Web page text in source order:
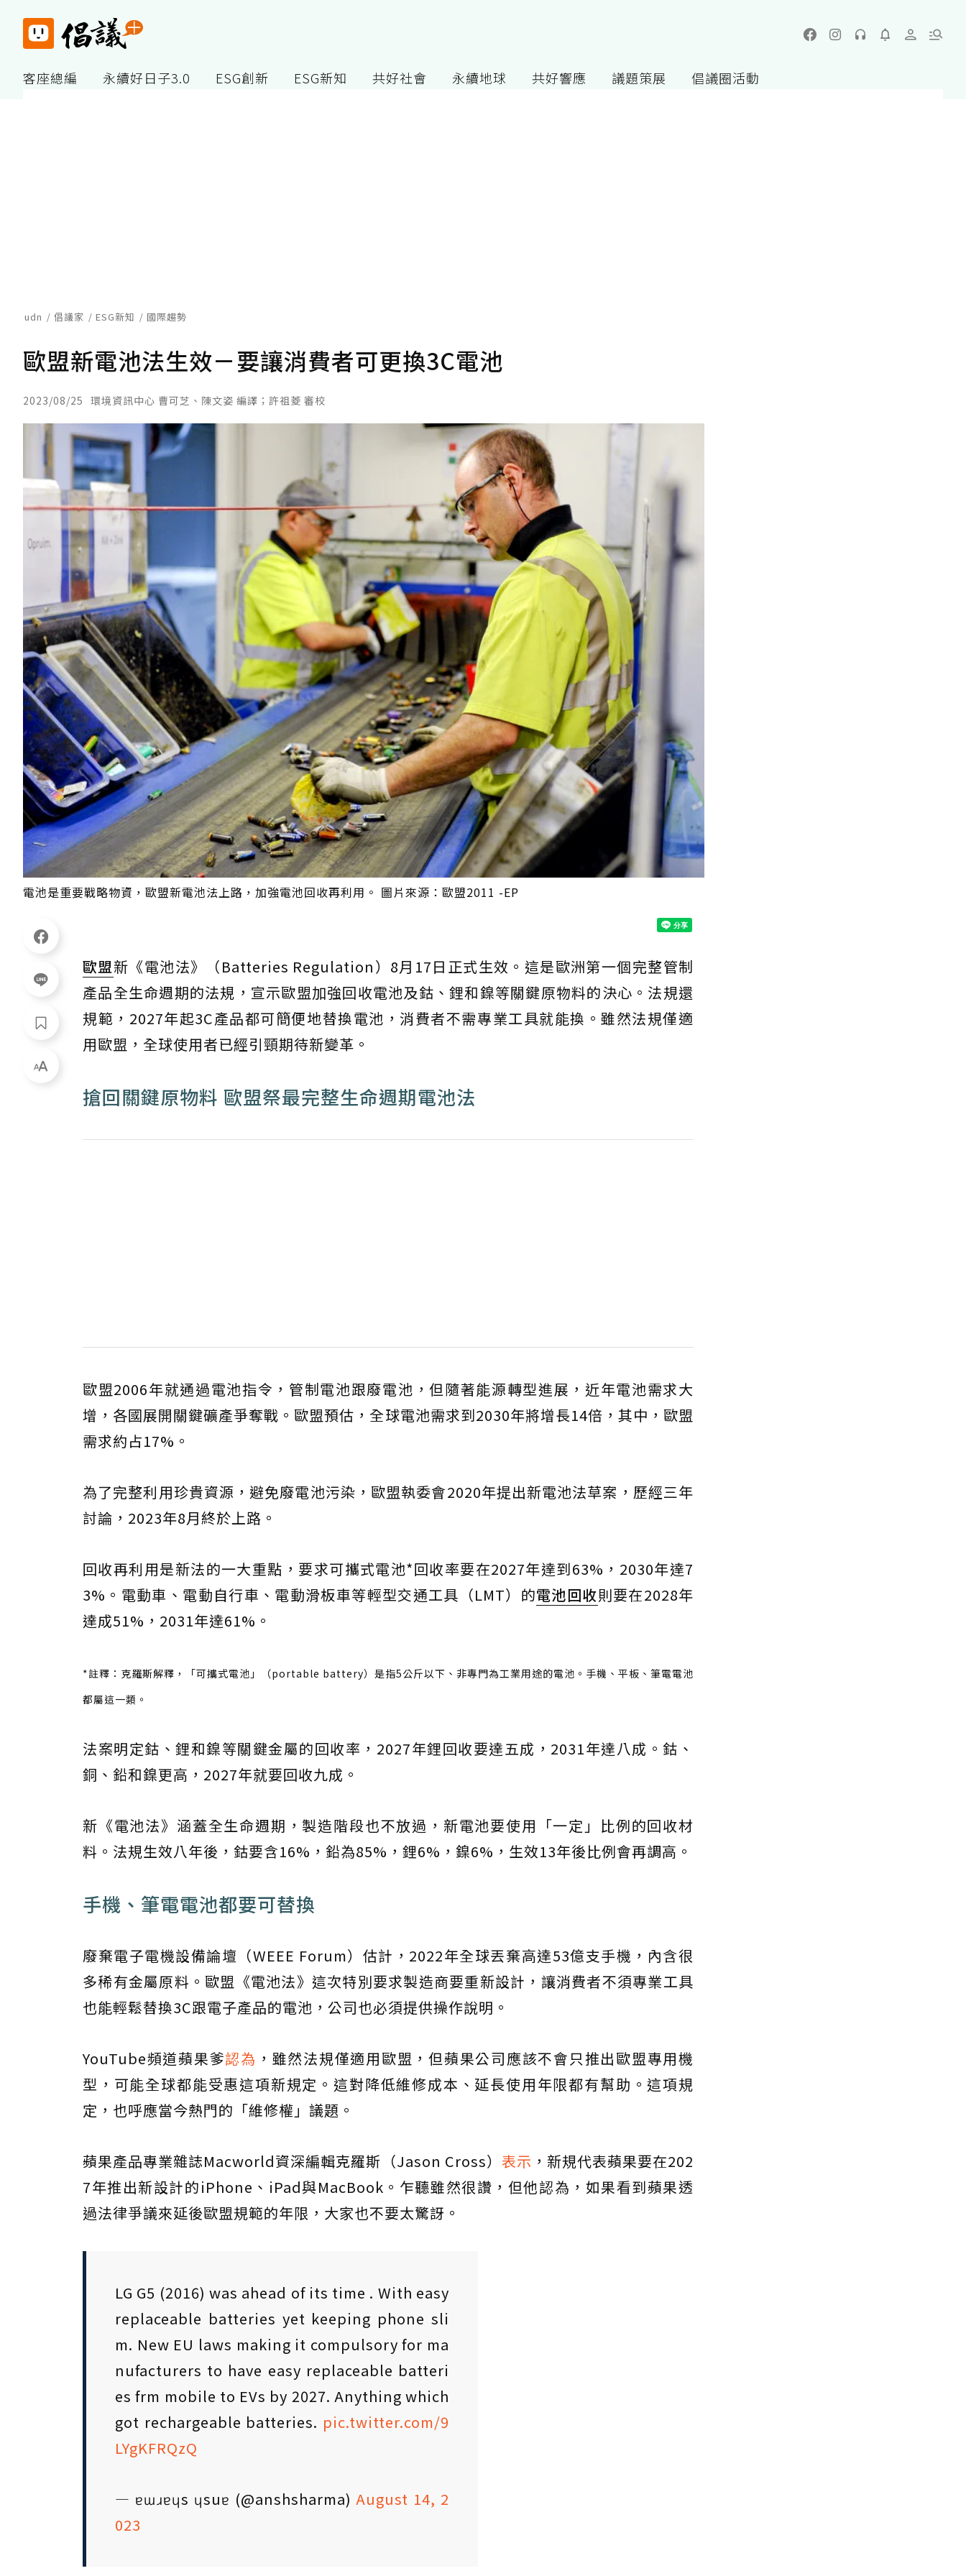
客座總編 永續好日子3.0 ESG創新 ESG新知 共好社會 永續地球 共好響應 議題策展 倡議圈活動
udn 倡議家 ESG新知 國際趨勢
歐盟新電池法生效－要讓消費者可更換3C電池
2023/08/25 環境資訊中心 曹可芝、陳文姿 編譯；許祖菱 審校
電池是重要戰略物資，歐盟新電池法上路，加強電池回收再利用。 圖片來源：歐盟2011 -EP
歐盟新《電池法》（Batteries Regulation）8月17日正式生效。這是歐洲第一個完整管制
產品全生命週期的法規，宣示歐盟加強回收電池及鈷、鋰和鎳等關鍵原物料的決心。法規還
規範，2027年起3C產品都可簡便地替換電池，消費者不需專業工具就能換。雖然法規僅適
用歐盟，全球使用者已經引頸期待新變革。
搶回關鍵原物料 歐盟祭最完整生命週期電池法
歐盟2006年就通過電池指令，管制電池跟廢電池，但隨著能源轉型進展，近年電池需求大
增，各國展開關鍵礦產爭奪戰。歐盟預估，全球電池需求到2030年將增長14倍，其中，歐盟
需求約占17%。
為了完整利用珍貴資源，避免廢電池污染，歐盟執委會2020年提出新電池法草案，歷經三年
討論，2023年8月終於上路。
回收再利用是新法的一大重點，要求可攜式電池*回收率要在2027年達到63%，2030年達7
3%。電動車、電動自行車、電動滑板車等輕型交通工具（LMT）的電池回收則要在2028年
達成51%，2031年達61%。
*註釋：克羅斯解釋，「可攜式電池」（portable battery）是指5公斤以下、非專門為工業用途的電池。手機、平板、筆電電池
都屬這一類。
法案明定鈷、鋰和鎳等關鍵金屬的回收率，2027年鋰回收要達五成，2031年達八成。鈷、
銅、鉛和鎳更高，2027年就要回收九成。
新《電池法》涵蓋全生命週期，製造階段也不放過，新電池要使用「一定」比例的回收材
料。法規生效八年後，鈷要含16%，鉛為85%，鋰6%，鎳6%，生效13年後比例會再調高。
手機、筆電電池都要可替換
廢棄電子電機設備論壇（WEEE Forum）估計，2022年全球丟棄高達53億支手機，內含很
多稀有金屬原料。歐盟《電池法》這次特別要求製造商要重新設計，讓消費者不須專業工具
也能輕鬆替換3C跟電子產品的電池，公司也必須提供操作說明。
YouTube頻道蘋果爹認為 ，雖然法規僅適用歐盟，但蘋果公司應該不會只推出歐盟專用機
型，可能全球都能受惠這項新規定。這對降低維修成本、延長使用年限都有幫助。這項規
定，也呼應當今熱門的「維修權」議題。
蘋果產品專業雜誌Macworld資深編輯克羅斯（Jason Cross） 表示 ，新規代表蘋果要在202
7年推出新設計的iPhone、iPad與MacBook。乍聽雖然很讚，但他認為，如果看到蘋果透
過法律爭議來延後歐盟規範的年限，大家也不要太驚訝。
LG G5 (2016) was ahead of its time . With easy
replaceable batteries yet keeping phone sli
m. New EU laws making it compulsory for ma
nufacturers to have easy replaceable batteri
es frm mobile to EVs by 2027. Anything which
got rechargeable batteries. pic.twitter.com/9
LYgKFRQzQ
— ɐɯɹɐɥs ɥsuɐ (@anshsharma)August 14, 2
023